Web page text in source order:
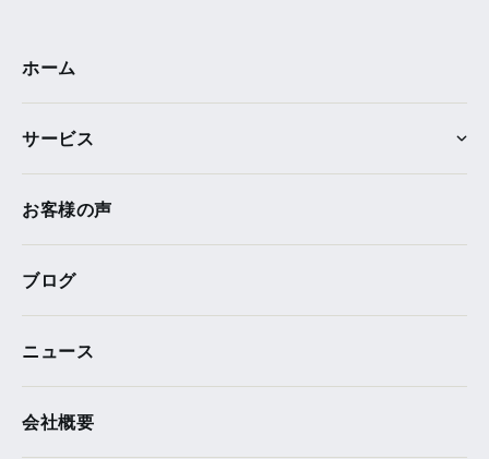
ホーム
サービス
お客様の声
ブログ
ニュース
会社概要